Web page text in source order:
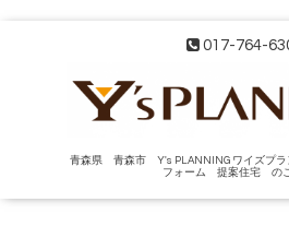
017-764-
青森県 青森市 Y's PLANNING ワイズプ
フォーム 提案住宅 の